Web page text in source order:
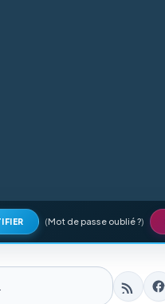
(Mot de passe oublié ?)